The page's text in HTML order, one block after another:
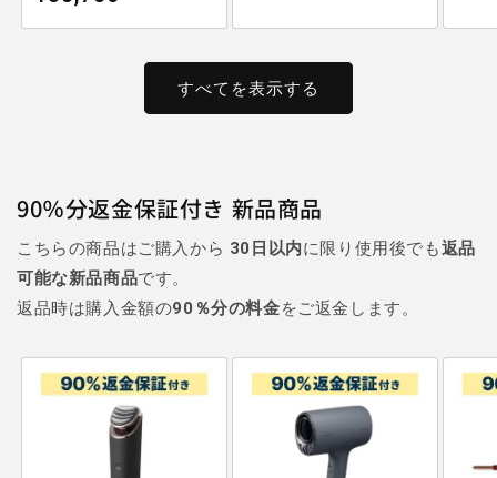
すべてを表示する
90％分返金保証付き 新品商品
こちらの商品はご購入から 30日以内に限り使用後でも返品
可能な新品商品です。
返品時は購入金額の90％分の料金をご返金します。